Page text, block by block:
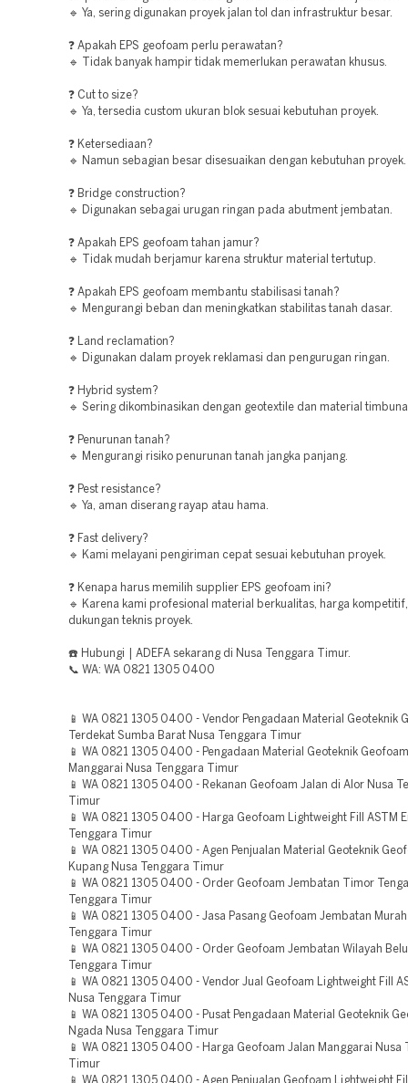
🔹 Ya, sering digunakan proyek jalan tol dan infrastruktur besar.
❓ Apakah EPS geofoam perlu perawatan?
🔹 Tidak banyak hampir tidak memerlukan perawatan khusus.
❓ Cut to size?
🔹 Ya, tersedia custom ukuran blok sesuai kebutuhan proyek.
❓ Ketersediaan?
🔹 Namun sebagian besar disesuaikan dengan kebutuhan proyek.
❓ Bridge construction?
🔹 Digunakan sebagai urugan ringan pada abutment jembatan.
❓ Apakah EPS geofoam tahan jamur?
🔹 Tidak mudah berjamur karena struktur material tertutup.
❓ Apakah EPS geofoam membantu stabilisasi tanah?
🔹 Mengurangi beban dan meningkatkan stabilitas tanah dasar.
❓ Land reclamation?
🔹 Digunakan dalam proyek reklamasi dan pengurugan ringan.
❓ Hybrid system?
🔹 Sering dikombinasikan dengan geotextile dan material
❓ Penurunan tanah?
🔹 Mengurangi risiko penurunan tanah jangka panjang.
❓ Pest resistance?
🔹 Ya, aman diserang rayap atau hama.
❓ Fast delivery?
🔹 Kami melayani pengiriman cepat sesuai kebutuhan proyek.
❓ Kenapa harus memilih supplier EPS geofoam ini?
🔹 Karena kami profesional material berkualitas, harga
dukungan teknis proyek.
☎️ Hubungi | ADEFA sekarang di Nusa Tenggara Timur.
📞 WA: WA 0821 1305 0400
📱 WA 0821 1305 0400 - Vendor Pengadaan Material Geoteknik
Terdekat Sumba Barat Nusa Tenggara Timur
📱 WA 0821 1305 0400 - Pengadaan Material Geoteknik
Manggarai Nusa Tenggara Timur
📱 WA 0821 1305 0400 - Rekanan Geofoam Jalan di Alor Nusa
Timur
📱 WA 0821 1305 0400 - Harga Geofoam Lightweight Fill ASTM
Tenggara Timur
📱 WA 0821 1305 0400 - Agen Penjualan Material Geoteknik
Kupang Nusa Tenggara Timur
📱 WA 0821 1305 0400 - Order Geofoam Jembatan Timor
Tenggara Timur
📱 WA 0821 1305 0400 - Jasa Pasang Geofoam Jembatan
Tenggara Timur
📱 WA 0821 1305 0400 - Order Geofoam Jembatan Wilayah
Tenggara Timur
📱 WA 0821 1305 0400 - Vendor Jual Geofoam Lightweight Fill
Nusa Tenggara Timur
📱 WA 0821 1305 0400 - Pusat Pengadaan Material Geoteknik
Ngada Nusa Tenggara Timur
📱 WA 0821 1305 0400 - Harga Geofoam Jalan Manggarai Nusa
Timur
📱 WA 0821 1305 0400 - Agen Penjualan Geofoam Lightweight